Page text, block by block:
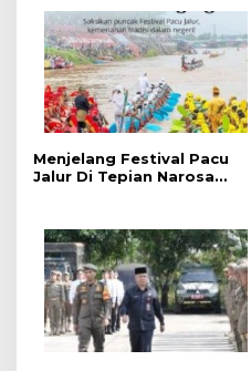
Adakan Lomba Foto dan
Video Pacu Jalur
Menjelang Festival Pacu
Jalur Di Tepian Narosa
Sudah 59 Buah Jalur Yang
Mendaftar